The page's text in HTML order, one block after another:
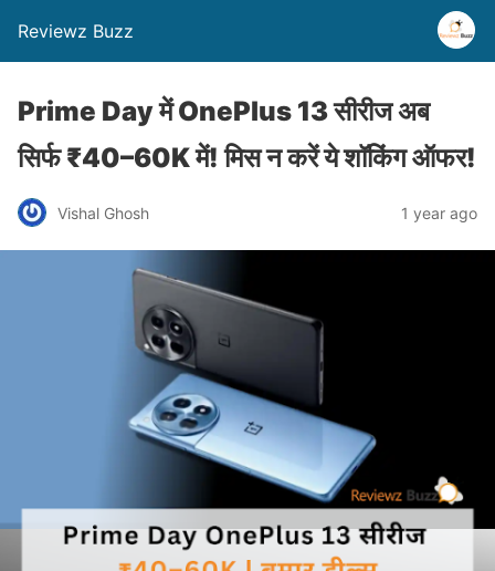
Reviewz Buzz
Prime Day में OnePlus 13 सीरीज अब
सिर्फ ₹40–60K में! मिस न करें ये शॉकिंग ऑफर!
Vishal Ghosh 1 year ago